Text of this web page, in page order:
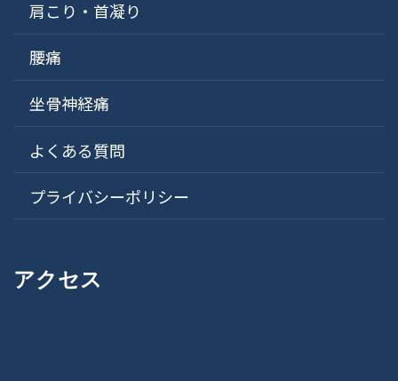
肩こり・首凝り
腰痛
坐骨神経痛
よくある質問
プライバシーポリシー
アクセス